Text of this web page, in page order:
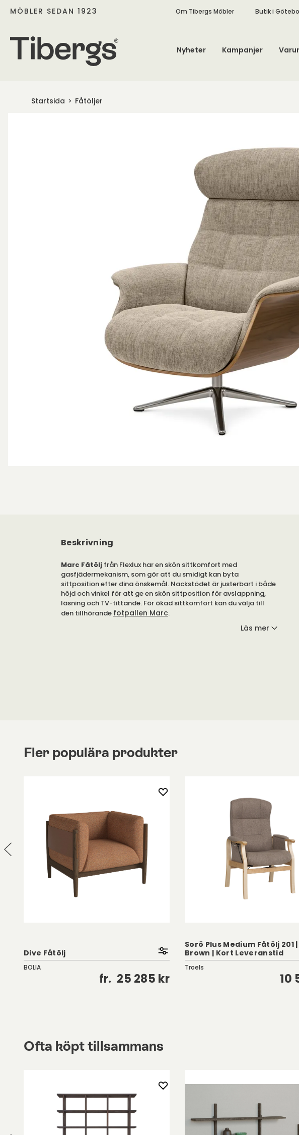
MÖBLER SEDAN 1923 Om Tibergs Möbler Butik i
Nyheter Kampanjer
Startsida Fåtöljer
Beskrivning
Marc Fåtölj från Flexlux har en skön sittkomfort med
gasfjädermekanism, som gör att du smidigt kan byta
sittposition efter dina önskemål. Nackstödet är justerbart i både
höjd och vinkel för att ge en skön sittposition för avslappning,
läsning och TV-tittande. För ökad sittkomfort kan du välja till
den tillhörande fotpallen Marc.
Fåtöljen finns att välja i ett brett utbud av tyger och läder med
Funktionen skapar stöd för nacken, vare sig du sitter eller ligger
ner.
som transporterar luft till stolens ryggstöd, vilket håller den
ventilerad – varm på vintern och sval på sommaren.
Läs mer
Fler populära produkter
Dive Fåtölj
BOLIA
fr. 25 285 kr
Sorö Plus Medium Fåtölj 201
Brown | Kort Leveranstid
Troels
10
Ofta köpt tillsammans